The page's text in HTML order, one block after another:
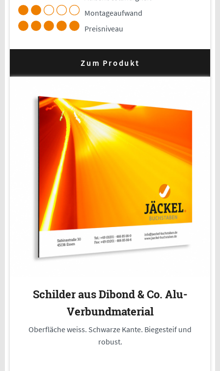
Montageaufwand
Preisniveau
Zum Produkt
Schilder aus Dibond & Co. Alu-
Verbundmaterial
Oberfläche weiss. Schwarze Kante. Biegesteif und
robust.